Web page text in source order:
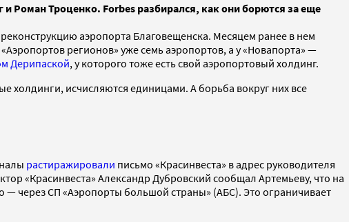
Роман Троценко. Forbes разбирался, как они борются за еще
аэропорта Благовещенска. Месяцем ранее в нем
«Аэропортов регионов» уже семь аэропортов, а у «Новапорта» —
Дерипаской, у которого тоже есть свой аэропортовый холдинг.
холдинги, исчисляются единицами. А борьба вокруг них все
растиражировали письмо «Красинвеста» в адрес руководителя
«Красинвеста» Александр Дубровский сообщал Артемьеву, что на
— через СП «Аэропорты большой страны» (АБС). Это ограничивает